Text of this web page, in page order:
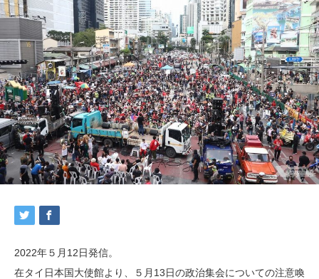
2022年５月12日発信。
在タイ日本国大使館より、５月13日の政治集会についての注意喚